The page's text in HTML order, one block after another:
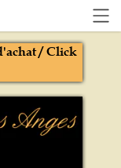
/ Click